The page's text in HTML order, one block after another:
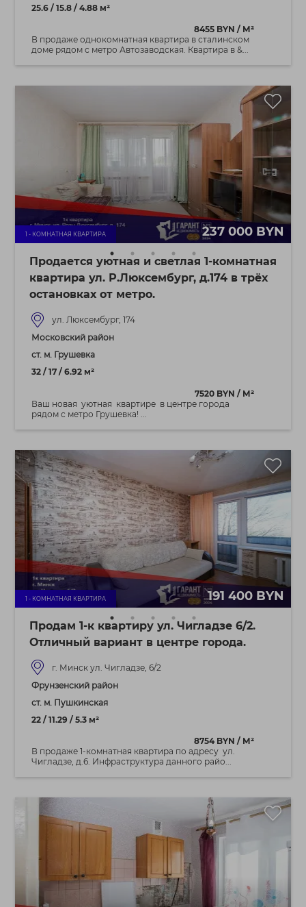
25.6 / 15.8 / 4.88 м²
8455 BYN / М²
В продаже однокомнатная квартира в сталинском
доме рядом с метро Автозаводская. Квартира в &...
1 - КОМНАТНАЯ КВАРТИРА 237 000 BYN
Продается уютная и светлая 1-комнатная
квартира ул. Р.Люксембург, д.174 в трёх
остановках от метро.
ул. Люксембург, 174
Московский район
ст. м. Грушевка
32 / 17 / 6.92 м²
7520 BYN / М²
Ваш новая уютная квартире в центре города
рядом с метро Грушевка! ...
1 - КОМНАТНАЯ КВАРТИРА 191 400 BYN
Продам 1-к квартиру ул. Чигладзе 6/2.
Отличный вариант в центре города.
г. Минск ул. Чигладзе, 6/2
Фрунзенский район
ст. м. Пушкинская
22 / 11.29 / 5.3 м²
8754 BYN / М²
В продаже 1-комнатная квартира по адресу ул.
Чигладзе, д.6. Инфраструктура данного райо...